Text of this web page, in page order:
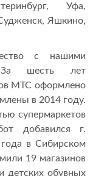
Уфа,
Яшкино,
с нашими
За шесть лет
МТС оформлено
в 2014 году.
супермаркетов
добавился г.
в Сибирском
19 магазинов
детских обувных